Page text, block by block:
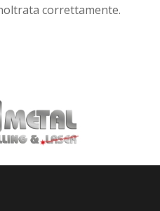
correttamente.